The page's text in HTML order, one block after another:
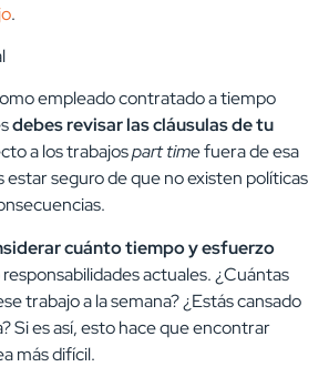
.
empleado contratado a tiempo
debes revisar las cláusulas de tu
a los trabajospart timefuera de esa
estar seguro de que no existen políticas
cuánto tiempo y esfuerzo
actuales. ¿Cuántas
trabajo a la semana? ¿Estás cansado
Si es así, esto hace que encontrar
más difícil.